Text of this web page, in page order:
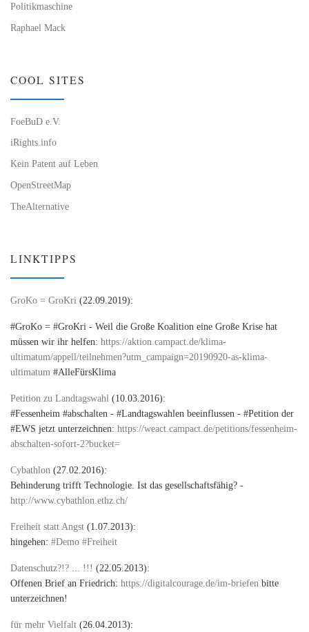
Politikmaschine
Raphael Mack
COOL SITES
FoeBuD e.V.
iRights.info
Kein Patent auf Leben
OpenStreetMap
TheAlternative
LINKTIPPS
GroKo = GroKri (22.09.2019):
#GroKo = #GroKri - Weil die Große Koalition eine Große Krise hat
müssen wir ihr helfen: https://aktion.campact.de/klima-
ultimatum/appell/teilnehmen?utm_campaign=20190920-as-klima-
ultimatum #AlleFürsKlima
Petition zu Landtagswahl (10.03.2016):
#Fessenheim #abschalten - #Landtagswahlen beeinflussen - #Petition der
#EWS jetzt unterzeichnen: https://weact.campact.de/petitions/fessenheim-
abschalten-sofort-2?bucket=
Cybathlon (27.02.2016):
Behinderung trifft Technologie. Ist das gesellschaftsfähig? -
http://www.cybathlon.ethz.ch/
Freiheit statt Angst (1.07.2013):
hingehen: #Demo #Freiheit
Datenschutz?!? ... !!! (22.05.2013):
Offenen Brief an Friedrich: https://digitalcourage.de/im-briefen bitte
unterzeichnen!
für mehr Vielfalt (26.04.2013):